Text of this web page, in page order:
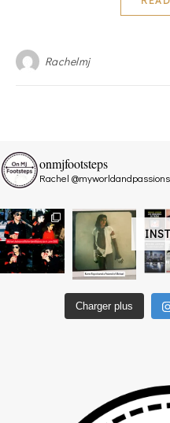
Rachelmj
onmjfootsteps
Rachel @myworldandpassions
Charger plus